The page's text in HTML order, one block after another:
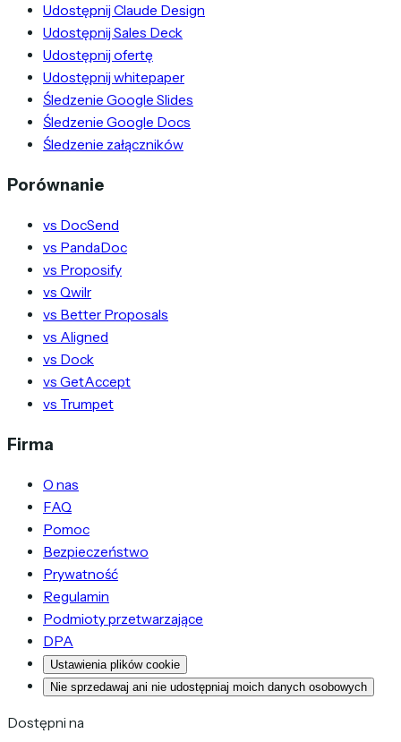
Udostępnij Claude Design
Udostępnij Sales Deck
Udostępnij ofertę
Udostępnij whitepaper
Śledzenie Google Slides
Śledzenie Google Docs
Śledzenie załączników
Porównanie
vs DocSend
vs PandaDoc
vs Proposify
vs Qwilr
vs Better Proposals
vs Aligned
vs Dock
vs GetAccept
vs Trumpet
Firma
O nas
FAQ
Pomoc
Bezpieczeństwo
Prywatność
Regulamin
Podmioty przetwarzające
DPA
Ustawienia plików cookie
Nie sprzedawaj ani nie udostępniaj moich danych osobowych
Dostępni na